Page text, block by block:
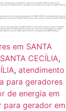
manutenção em geradores a gasolina em SANTA CECÍLIA, empresa de
em SANTA CECÍLIA, emergência em gerador de energia em SANTA CECÍLIA,
preventiva e corretiva para gerador em SANTA CECÍLIA, emergência 24 horas em
toyama em SANTA CECÍLIA, peças para gerador stemac em SANTA CECÍLIA,
para geradores em SANTA CECÍLIA, fornecedor de peças stemac em SANTA
gerador em SANTA CECÍLIA, tanque de combustível para gerador em SANTA
não funciona em SANTA CECÍLIA, técnico de gerador em SANTA CECÍLIA,
em SANTA
CECÍLIA,
, atendimento
para geradores
de energia em
gerador em